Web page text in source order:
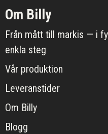
Om Billy
Från mått till markis — i
enkla steg
Vår produktion
Leveranstider
Om Billy
Blogg